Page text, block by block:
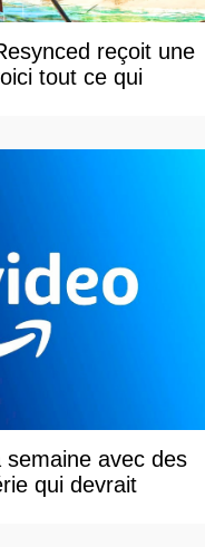
reçoit une
tout ce qui
avec des
qui devrait